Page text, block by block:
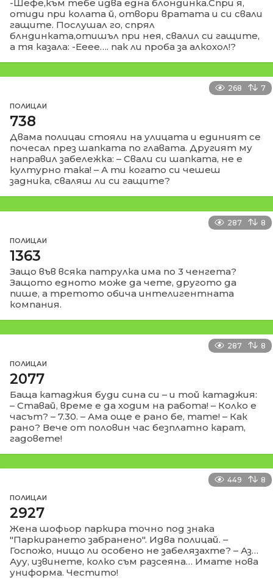
-Шефе,към тебе идва една блондинка.Спри я,
отиди при колата й, отвори вратата и си свали
гащите. Послушал го, спрял
блндинката,отишъл при нея, свалил си гащите,
а тя казала: -Ееее…. пак ли проба за алкохол!?
268 7
ПОЛИЦАИ
738
Двама полицаи стояли на улицата и единият се
почесал през шапката по главата. Другият му
направил забележка: – Свали си шапката, не е
културно така! – А ти когато си чешеш
задника, сваляш ли си гащите?
287 8
ПОЛИЦАИ
1363
Защо във всяка патрулка има по 3 ченгета?
Защото едното може да чете, другото да
пише, а третото обича интeлигентната
компания.
287 8
ПОЛИЦАИ
2077
Баща катаджия буди сина си – и той катаджия:
– Ставай, време е да ходим на работа! – Колко е
часът? – 7.30. – Ама още е рано бе, тате! – Как
рано? Вече от половин час безплатно карат,
гадовете!
449 8
ПОЛИЦАИ
2927
Жена шофьор паркира точно под знака
"Паркирането забранено". Идва полицай. –
Госпожо, нищо ли особено не забелязахте? – Аз…
Ауу, извинете, колко съм разсеяна… Имате нова
униформа. Честито!